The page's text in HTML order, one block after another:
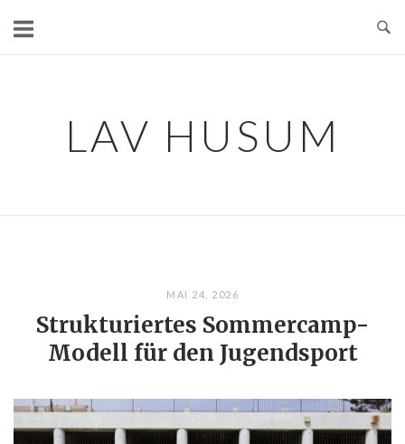
LAV HUSUM
MAI 24, 2026
Strukturiertes Sommercamp-
Modell für den Jugendsport